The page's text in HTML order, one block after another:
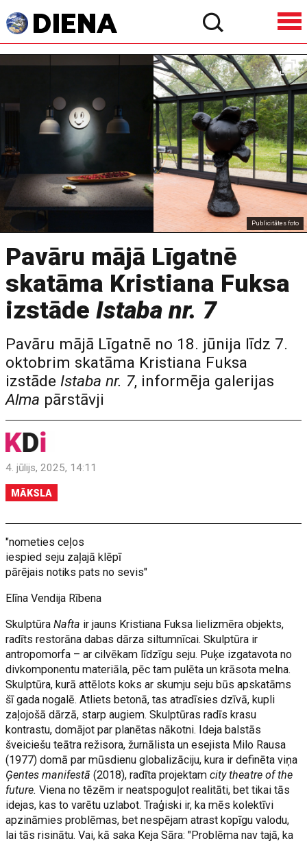
Publicitātes foto
Pavāru mājā Līgatnē
skatāma Kristiana Fuksa
izstādeIstaba nr. 7
Pavāru mājā Līgatnē no 18. jūnija līdz 7.
oktobrim skatāma Kristiana Fuksa
izstādeIstaba nr. 7, informēja galerijas
Alma pārstāvji
4. jūlijs, 2025, 14:11
MĀKSLA
"nometies ceļos
iespied seju zaļajā klēpī
pārējais notiks pats no sevis"
Elīna Vendija Rībena
Skulptūra Nafta ir jauns Kristiana Fuksa lielizmēra objekts,
radīts restorāna dabas dārza siltumnīcai. Skulptūra ir
antropomorfa – ar cilvēkam līdzīgu seju. Puķe izgatavota no
divkomponentu materiāla, pēc tam pulēta un krāsota melna.
Skulptūra, kurā attēlots koks ar skumju seju būs apskatāms
šī gada nogalē. Atliets betonā, tas atradīsies dzīvā, kupli
zaļojošā dārzā, starp augiem. Skulptūras radīs krasu
kontrastu, domājot par planētas nākotni. Ideja balstās
šveiciešu teātra režisora, žurnālista un esejista Milo Rausa
(1977) domā par mūsdienu globalizāciju, kura ir definēta viņa
Ģentes manifestā (2018), radīta projektam city theatre of the
future. Viena no tēzēm ir neatspoguļot realitāti, bet tikai tās
idejas, kas to varētu uzlabot. Traģiski ir, ka mēs kolektīvi
apzināmies problēmas, bet nespējam atrast kopīgu valodu,
lai tās risinātu. Vai, kā saka Keja Sāra: "Problēma nav tajā, ka